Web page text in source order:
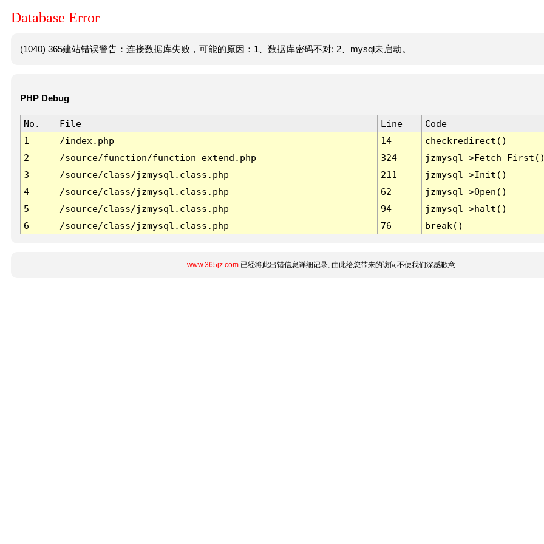
Database Error
(1040) 365建站错误警告：连接数据库失败，可能的原因：1、数据库密码不对; 2、mysql未启动。
PHP Debug
No. File Line
Code
1
/index.php 14
checkredirect()
2
/source/function/function_extend.php 324
jzmysql-
3
/source/class/jzmysql.class.php 211
jzmysql->Init()
4
/source/class/jzmysql.class.php 62
jzmysql->Open()
5
/source/class/jzmysql.class.php 94
jzmysql->halt()
6
/source/class/jzmysql.class.php 76 break()
www.365jz.com已经将此出错信息详细记录, 由此给您带来的访问不便我们深感歉意.